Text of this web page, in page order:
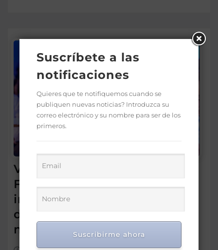
Víctor de Aza participa en el
Foro Meta RD 2036 para
impulsar una visión de
desarrollo y prosperidad
nacional
Suscríbete a las
notificaciones
Quieres que te notifiquemos cuando se
publiquen nuevas noticias? Introduzca su
correo electrónico y su nombre para ser de los
primeros.
Suscribirme ahora